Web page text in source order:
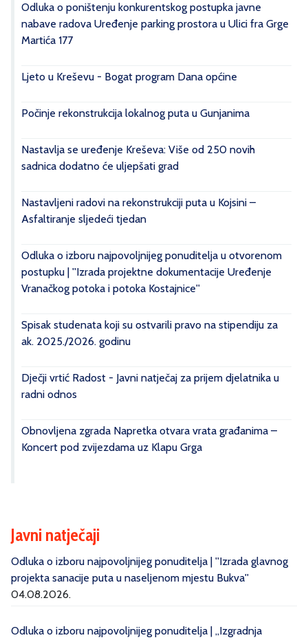
Odluka o poništenju konkurentskog postupka javne
nabave radova Uređenje parking prostora u Ulici fra Grge
Martića 177
Ljeto u Kreševu - Bogat program Dana općine
Počinje rekonstrukcija lokalnog puta u Gunjanima
Nastavlja se uređenje Kreševa: Više od 250 novih
sadnica dodatno će uljepšati grad
Nastavljeni radovi na rekonstrukciji puta u Kojsini –
Asfaltiranje sljedeći tjedan
Odluka o izboru najpovoljnijeg ponuditelja u otvorenom
postupku | ''Izrada projektne dokumentacije Uređenje
Vranačkog potoka i potoka Kostajnice''
Spisak studenata koji su ostvarili pravo na stipendiju za
ak. 2025./2026. godinu
Dječji vrtić Radost - Javni natječaj za prijem djelatnika u
radni odnos
Obnovljena zgrada Napretka otvara vrata građanima –
Koncert pod zvijezdama uz Klapu Grga
Javni natječaji
Odluka o izboru najpovoljnijeg ponuditelja | ''Izrada glavnog
projekta sanacije puta u naseljenom mjestu Bukva''
04.08.2026.
Odluka o izboru najpovoljnijeg ponuditelja | „Izgradnja